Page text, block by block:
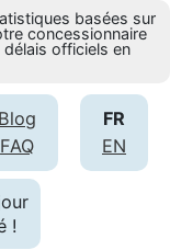
basées sur
concessionnaire
officiels en
FR
EN
Blog
FAQ
!